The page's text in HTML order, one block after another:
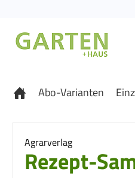
Abo-Varianten
Agrarverlag
Rezept-